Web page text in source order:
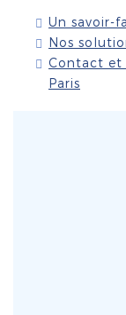
Un savoir-
Nos
Contact et
Paris